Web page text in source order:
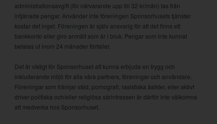
administrationsavgift (för närvarande upp till 32 kr/mån) tas från
intjänade pengar. Använder inte föreningen Sponsorhusets tjänster
kostar det inget. Föreningen är själv ansvarig för att det finns ett
bankkonto eller giro anmält som är i bruk. Pengar som inte kunnat
betalas ut inom 24 månader förfaller.
Det är viktigt för Sponsorhuset att kunna erbjuda en trygg och
inkluderande miljö för alla våra partners, föreningar och användare.
Föreningar som främjar våld, pornografi, rasistiska åsikter, eller aktivt
driver politiska och/eller religiösa särintressen är därför inte välkomna
att medverka hos Sponsorhuset.